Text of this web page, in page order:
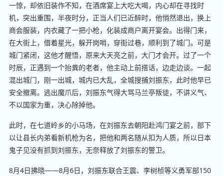
一惊，却依旧装作不知，在酒席宴上大吃大喝，内心却在寻找时
机，突出重围，半夜时分，正当人们已近醉时，他悄然退出，换上
商会服装，内衣藏了一把小枪，化装成商户离开宴会。出得门来，
在大街上，借着星光，躲开岗哨，穿街过巷，顺利到了城门。可是
城门紧闭，这他才醒悟，原来大天亮之前，大门才会开。过了一个
时辰，正遇到一个抬粪的老者，他主动上前搭话，边走边谈。一起
混出城门，刚一出城，城内已大乱，全城搜捕刘振东，此时他早已
安全撤离。逃出魔爪后，刘振东气得大骂马兰亭叛徒，不讲义气、
不以国家为重，决心除掉他。
此时，在七道岭乡的小马场，在刘振东去朝阳赴鸿门宴之前，部下
以让县长内弟看新机枪为名，把他和两名随从扣为人质，所以日本
鬼子见没有抓到刘振东，无奈释放了刘振东的警卫。
8月4日拂晓——8月6日，刘振东联合王震、李树桢等义勇军部150